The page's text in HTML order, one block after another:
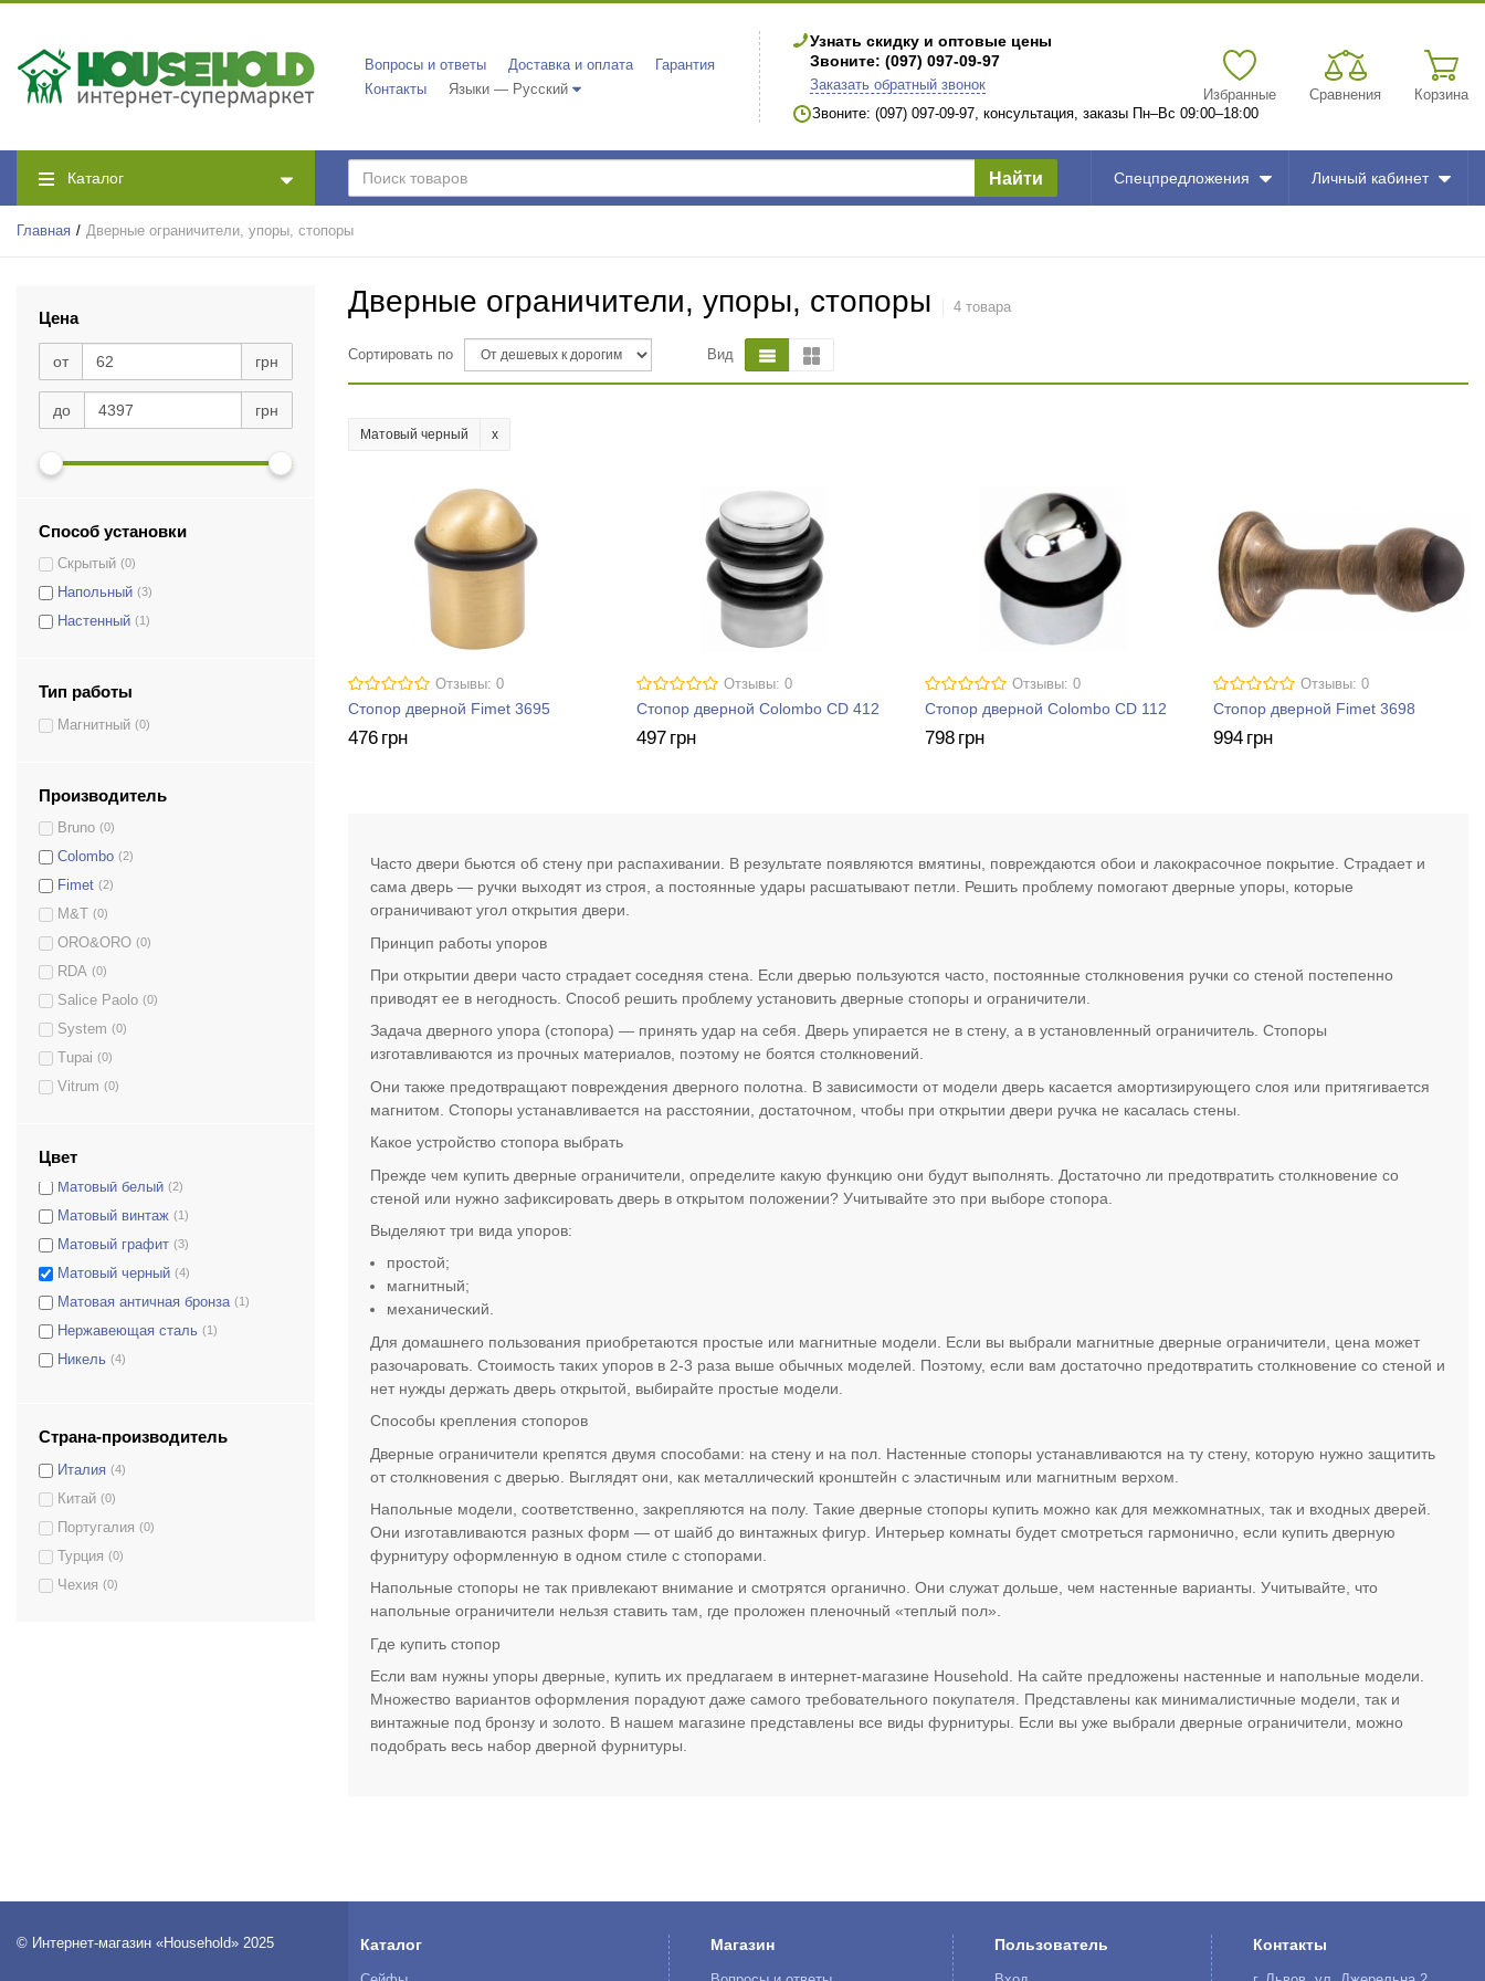
Вопросы и ответы Доставка и оплата
Гарантия
Контакты
Языки — Русский
Узнать скидку и оптовые цены
Звоните: (097) 097-09-97
Заказать обратный звонок
Звоните: (097) 097-09-97, консультация, заказы Пн–Вс 09:00–18:00
Избранные Сравнения Корзина
Каталог Найти Спецпредложения Личный кабинет
Главная Дверные ограничители, упоры, стопоры
Цена
от грн
до грн
Способ установки
Скрытый (0)
Напольный (3)
Настенный (1)
Тип работы
Магнитный (0)
Производитель
Bruno (0)
Colombo (2)
Fimet (2)
M&T (0)
ORO&ORO (0)
RDA (0)
Salice Paolo (0)
System (0)
Tupai (0)
Vitrum (0)
ЦветМатовое золото
Матовый белый (2)
Матовый винтаж (1)
Матовый графит (3)
Матовый черный (4)
Матовая античная бронза (1)
Нержавеющая сталь (1)
Никель (4)
Титан (2)
Титан/Коричневый матовый
Титан/Черный матовый
Хром (9)
Хром матовый
Хром матовый браш
Страна-производитель
Италия (4)
Китай (0)
Португалия (0)
Турция (0)
Чехия (0)
Дверные ограничители, упоры, стопоры 4 товара
Сортировать по Вид
Матовый черный
Отзывы: 0
Стопор дверной Fimet 3695
476 грн
Отзывы: 0
Стопор дверной Colombo CD 412
497 грн
Отзывы: 0
Стопор дверной Colombo CD 112
798 грн
Отзывы: 0
Стопор дверной Fimet 3698
994 грн
Часто двери бьются об стену при распахивании. В результате появляются вмятины, повреждаются обои и лакокрасочное покрытие. Страдает и
сама дверь — ручки выходят из строя, а постоянные удары расшатывают петли. Решить проблему помогают дверные упоры, которые
ограничивают угол открытия двери.
Принцип работы упоров
При открытии двери часто страдает соседняя стена. Если дверью пользуются часто, постоянные столкновения ручки со стеной постепенно
приводят ее в негодность. Способ решить проблему установить дверные стопоры и ограничители.
Задача дверного упора (стопора) — принять удар на себя. Дверь упирается не в стену, а в установленный ограничитель. Стопоры
изготавливаются из прочных материалов, поэтому не боятся столкновений.
Они также предотвращают повреждения дверного полотна. В зависимости от модели дверь касается амортизирующего слоя или притягивается
магнитом. Стопоры устанавливается на расстоянии, достаточном, чтобы при открытии двери ручка не касалась стены.
Какое устройство стопора выбрать
Прежде чем купить дверные ограничители, определите какую функцию они будут выполнять. Достаточно ли предотвратить столкновение со
стеной или нужно зафиксировать дверь в открытом положении? Учитывайте это при выборе стопора.
Выделяют три вида упоров:
простой;
магнитный;
механический.
Для домашнего пользования приобретаются простые или магнитные модели. Если вы выбрали магнитные дверные ограничители, цена может
разочаровать. Стоимость таких упоров в 2-3 раза выше обычных моделей. Поэтому, если вам достаточно предотвратить столкновение со стеной и
нет нужды держать дверь открытой, выбирайте простые модели.
Способы крепления стопоров
Дверные ограничители крепятся двумя способами: на стену и на пол. Настенные стопоры устанавливаются на ту стену, которую нужно защитить
от столкновения с дверью. Выглядят они, как металлический кронштейн с эластичным или магнитным верхом.
Напольные модели, соответственно, закрепляются на полу. Такие дверные стопоры купить можно как для межкомнатных, так и входных дверей.
Они изготавливаются разных форм — от шайб до винтажных фигур. Интерьер комнаты будет смотреться гармонично, если купить дверную
фурнитуру оформленную в одном стиле с стопорами.
Напольные стопоры не так привлекают внимание и смотрятся органично. Они служат дольше, чем настенные варианты. Учитывайте, что
напольные ограничители нельзя ставить там, где проложен пленочный «теплый пол».
Где купить стопор
Если вам нужны упоры дверные, купить их предлагаем в интернет-магазине Household. На сайте предложены настенные и напольные модели.
Множество вариантов оформления порадуют даже самого требовательного покупателя. Представлены как минималистичные модели, так и
винтажные под бронзу и золото. В нашем магазине представлены все виды фурнитуры. Если вы уже выбрали дверные ограничители, можно
подобрать весь набор дверной фурнитуры.
© Интернет-магазин «Household» 2025 Каталог Магазин Пользователь Контакты